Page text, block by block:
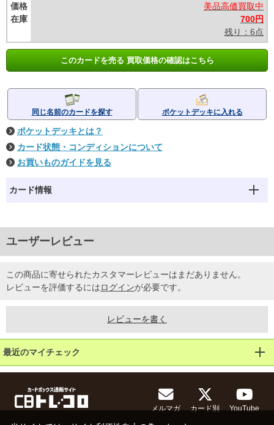
価格
在庫
美品高価買取中
700円
残り：6点
このカードを売る 買取価格の確認はこちら
同じ名前のカードを探す ポケットデッキに入れる
ポケットデッキとは？
カード状態・コンディションについて
お買いものガイドを見る
カード情報
ユーザーレビュー
この商品に寄せられたカスタマーレビューはまだありません。
レビューを評価するにはログインが必要です。
レビューを書く
最近のマイチェック
メルマガ カード別 YouTube